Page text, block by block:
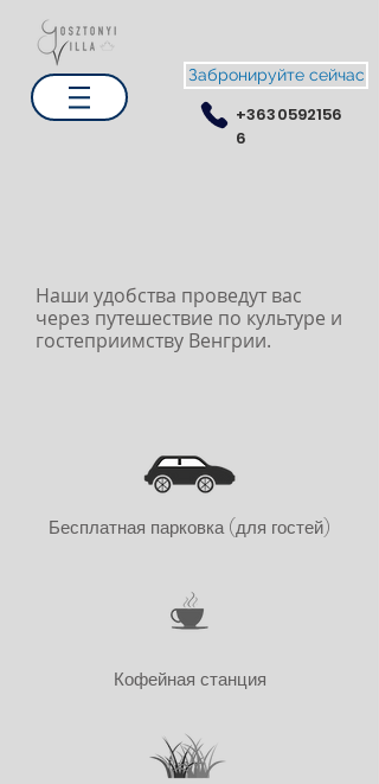
Забронируйте сейчас
+3630592156
6
Наши удобства проведут вас
через путешествие по культуре и
гостеприимству Венгрии.
Бесплатная парковка (для гостей)
Кофейная станция